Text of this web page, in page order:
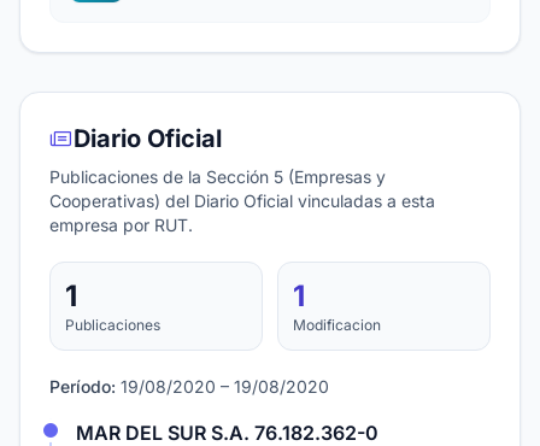
Diario Oficial
Publicaciones de la Sección 5 (Empresas y
Cooperativas) del Diario Oficial vinculadas a esta
empresa por RUT.
1
Publicaciones
1
Modificacion
Período: 19/08/2020 – 19/08/2020
MAR DEL SUR S.A. 76.182.362-0